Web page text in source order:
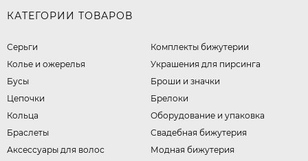
КАТЕГОРИИ ТОВАРОВ
Серьги
Колье и ожерелья
Бусы
Цепочки
Кольца
Браслеты
Аксессуары для волос
Комплекты бижутерии
Украшения для пирсинга
Броши и значки
Брелоки
Оборудование и упаковка
Свадебная бижутерия
Модная бижутерия